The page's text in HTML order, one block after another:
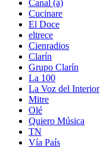
Canal (á)
Cucinare
El Doce
eltrece
Cienradios
Clarín
Grupo Clarín
La 100
La Voz del Interior
Mitre
Olé
Quiero Música
TN
Vía País